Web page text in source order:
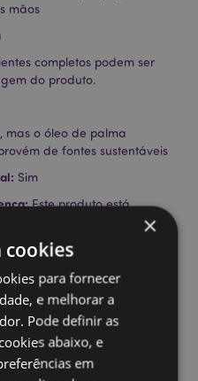
mãos
completos podem ser
do produto.
mas o óleo de palma
de fontes sustentáveis
Sim
Este produto está
os locais indicados abaixo.
não tente comprar este
produto será removido da
de mais informações,
de atendimento ao cliente.
Albânia, Andorra,
(Portugal), Ilhas Baleares
Bermudas, Bósnia e
Canárias (Espanha),
×
cookies
para fornecer
e melhorar a
Pode definir as
abaixo, e
em